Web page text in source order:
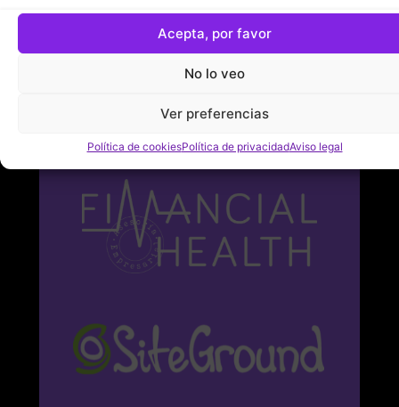
Acepta, por favor
No lo veo
Ver preferencias
Política de cookiesPolítica de privacidadAviso legal
OFICIALES 2025